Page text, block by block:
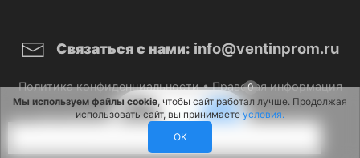
0
Связаться с нами: info@ventinprom.ru
Политика конфиденциальности•Правовая информация
© 2026 ВентИнПром. Все права защищены.
Мы используем файлы cookie, чтобы сайт работал лучше. Продолжая
использовать сайт, вы принимаете условия.
OK